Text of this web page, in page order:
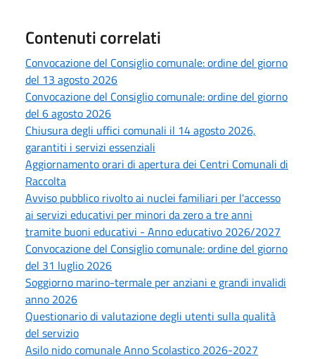
Contenuti correlati
Convocazione del Consiglio comunale: ordine del giorno
del 13 agosto 2026
Convocazione del Consiglio comunale: ordine del giorno
del 6 agosto 2026
Chiusura degli uffici comunali il 14 agosto 2026,
garantiti i servizi essenziali
Aggiornamento orari di apertura dei Centri Comunali di
Raccolta
Avviso pubblico rivolto ai nuclei familiari per l'accesso
ai servizi educativi per minori da zero a tre anni
tramite buoni educativi - Anno educativo 2026/2027
Convocazione del Consiglio comunale: ordine del giorno
del 31 luglio 2026
Soggiorno marino-termale per anziani e grandi invalidi
anno 2026
Questionario di valutazione degli utenti sulla qualità
del servizio
Asilo nido comunale Anno Scolastico 2026-2027